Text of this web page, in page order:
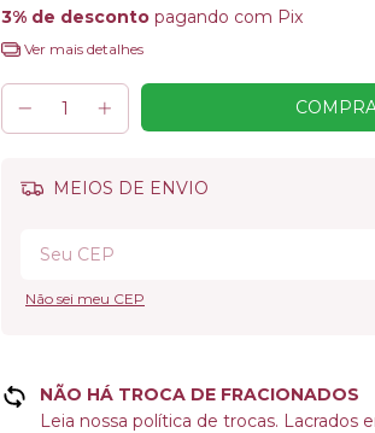
3% de desconto pagando com Pix
Ver mais detalhes
MEIOS DE ENVIO
Não sei meu CEP
NÃO HÁ TROCA DE FRACIONADOS
Leia nossa política de trocas. Lacrados